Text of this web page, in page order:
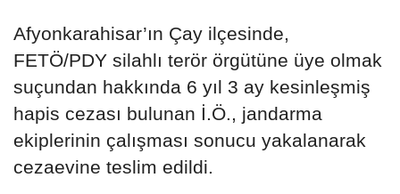
Afyonkarahisar’ın Çay ilçesinde,
FETÖ/PDY silahlı terör örgütüne üye olmak
suçundan hakkında 6 yıl 3 ay kesinleşmiş
hapis cezası bulunan İ.Ö., jandarma
ekiplerinin çalışması sonucu yakalanarak
cezaevine teslim edildi.